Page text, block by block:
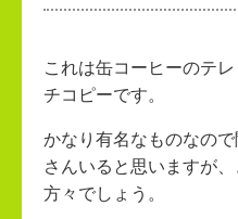
これは缶コーヒーのテ
チコピーです。
かなり有名なものなの
さんいると思いますが
方々でしょう。